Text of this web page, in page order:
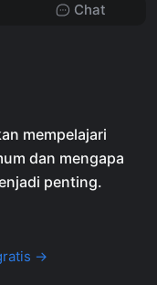
Chat
mempelajari
dan mengapa
penting.
→